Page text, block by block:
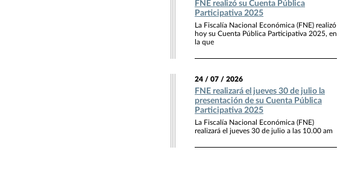
FNE realizó su Cuenta Pública
Participativa 2025
La Fiscalía Nacional Económica (FNE) realizó
hoy su Cuenta Pública Participativa 2025, en
la que
24 / 07 / 2026
FNE realizará el jueves 30 de julio la
presentación de su Cuenta Pública
Participativa 2025
La Fiscalía Nacional Económica (FNE)
realizará el jueves 30 de julio a las 10.00 am